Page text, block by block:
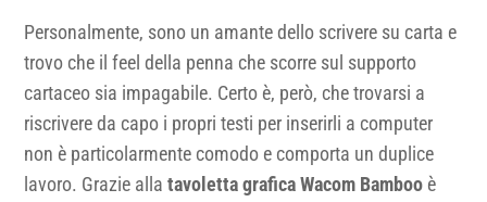
Personalmente, sono un amante dello scrivere su carta e
trovo che il feel della penna che scorre sul supporto
cartaceo sia impagabile. Certo è, però, che trovarsi a
riscrivere da capo i propri testi per inserirli a computer
non è particolarmente comodo e comporta un duplice
lavoro. Grazie allatavoletta grafica Wacom Bamboo è